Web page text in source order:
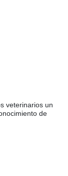
veterinarios un
de